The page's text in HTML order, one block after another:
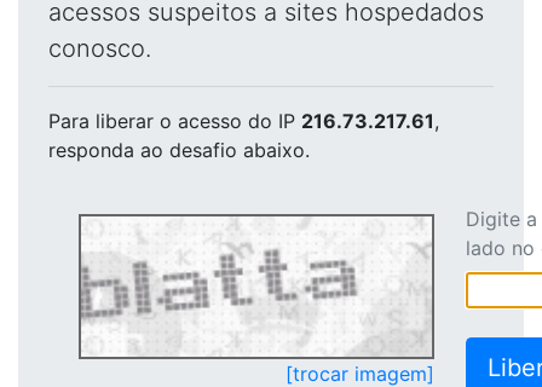
acessos suspeitos a sites hospedados
conosco.
Para liberar o acesso do IP 216.73.217.61,
responda ao desafio abaixo.
[trocar imagem]
Digite
lado no